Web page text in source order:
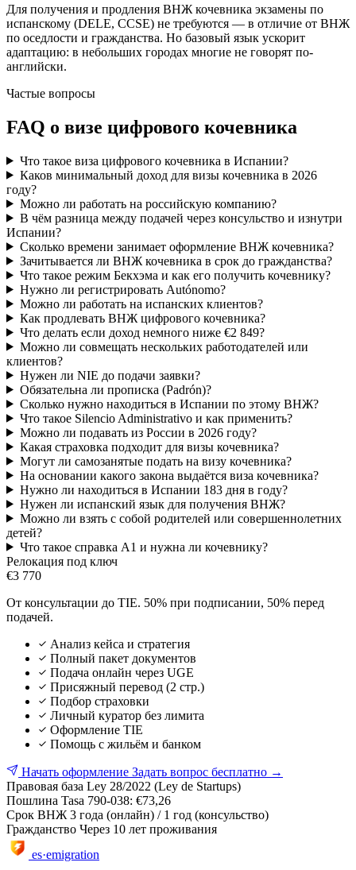
Для получения и продления ВНЖ кочевника экзамены по
испанскому (DELE, CCSE) не требуются — в отличие от ВНЖ
по оседлости и гражданства. Но базовый язык ускорит
адаптацию: в небольших городах многие не говорят по-
английски.
Частые вопросы
FAQ о визе цифрового кочевника
Что такое виза цифрового кочевника в Испании?
Каков минимальный доход для визы кочевника в 2026
году?
Можно ли работать на российскую компанию?
В чём разница между подачей через консульство и изнутри
Испании?
Сколько времени занимает оформление ВНЖ кочевника?
Зачитывается ли ВНЖ кочевника в срок до гражданства?
Что такое режим Бекхэма и как его получить кочевнику?
Нужно ли регистрировать Autónomo?
Можно ли работать на испанских клиентов?
Как продлевать ВНЖ цифрового кочевника?
Что делать если доход немного ниже €2 849?
Можно ли совмещать нескольких работодателей или
клиентов?
Нужен ли NIE до подачи заявки?
Обязательна ли прописка (Padrón)?
Сколько нужно находиться в Испании по этому ВНЖ?
Что такое Silencio Administrativo и как применить?
Можно ли подавать из России в 2026 году?
Какая страховка подходит для визы кочевника?
Могут ли самозанятые подать на визу кочевника?
На основании какого закона выдаётся виза кочевника?
Нужно ли находиться в Испании 183 дня в году?
Нужен ли испанский язык для получения ВНЖ?
Можно ли взять с собой родителей или совершеннолетних
детей?
Что такое справка A1 и нужна ли кочевнику?
Релокация под ключ
€3 770
От консультации до TIE. 50% при подписании, 50% перед
подачей.
Анализ кейса и стратегия
Полный пакет документов
Подача онлайн через UGE
Присяжный перевод (2 стр.)
Подбор страховки
Личный куратор без лимита
Оформление TIE
Помощь с жильём и банком
Начать оформление Задать вопрос бесплатно →
Правовая база Ley 28/2022 (Ley de Startups)
Пошлина Tasa 790-038: €73,26
Срок ВНЖ 3 года (онлайн) / 1 год (консульство)
Гражданство Через 10 лет проживания
es·emigration